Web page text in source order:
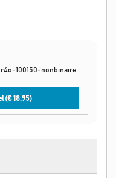
100150-nonbinaire
(€18,95)